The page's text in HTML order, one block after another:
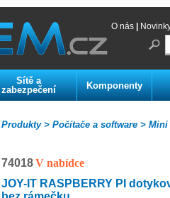
O nás
Sítě a
zabezpečení
Komponenty
Mini
Počítače a software >
Produkty >
74018V nabídce
JOY-IT RASPBERRY PI